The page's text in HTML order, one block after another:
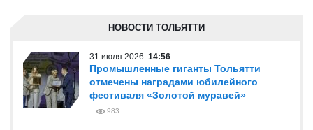
НОВОСТИ ТОЛЬЯТТИ
31 июля 2026 14:56
Промышленные гиганты Тольятти
отмечены наградами юбилейного
фестиваля «Золотой муравей»
983